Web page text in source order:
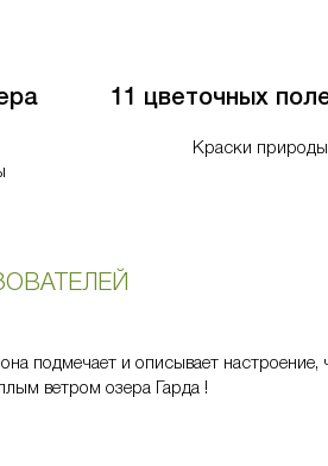
11 цветочных
Краски природы
подмечает и описывает
ветром озера Гарда !